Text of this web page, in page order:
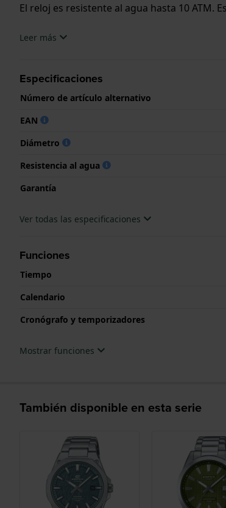
El reloj es resistente al agua hasta 10 ATM.
.Leer más
Especificaciones
Número de artículo alternativo
EAN
Diámetro
Resistencia al agua
Garantía
Ver todas las especificaciones
Funciones
Tiempo
Calendario
Cronógrafo y temporizadores
Mostrar funciones
También disponible en esta serie